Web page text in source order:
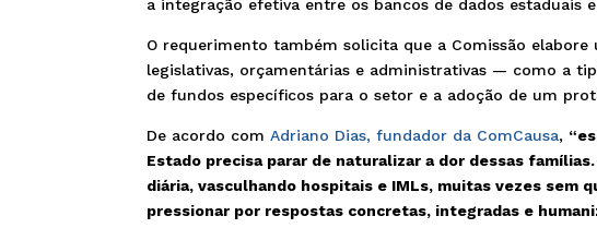
a integração efetiva entre os bancos de dados estaduais
O requerimento também solicita que a Comissão
legislativas, orçamentárias e administrativas — como a
de fundos específicos para o setor e a adoção de um
De acordo comAdriano Dias, fundador da ComCausa,
Estado precisa parar de naturalizar a dor dessas
diária, vasculhando hospitais e IMLs, muitas vezes sem
pressionar por respostas concretas, integradas e